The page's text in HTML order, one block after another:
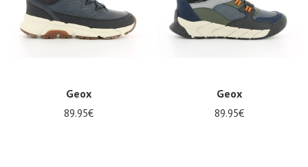
Geox
89.95€
Geox
89.95€